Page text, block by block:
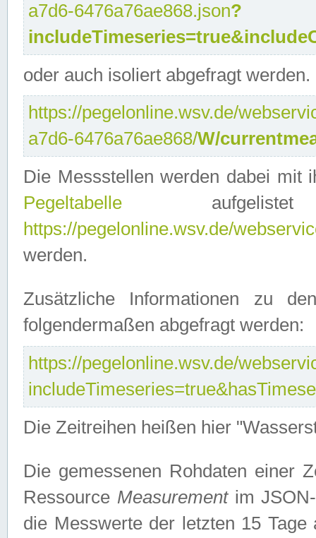
a7d6-6476a76ae868.json?
oder auch isoliert abgefragt werden.
https://pegelonline.wsv.de/
a7d6-6476a76ae868/W/
Die Messstellen werden dabei mit
Pegeltabelle
https://pegelonline.wsv.de/
werden.
Zusätzliche Informationen zu
folgendermaßen abgefragt werden:
https://pegelonline.wsv.de/
Die Zeitreihen heißen hier
Die gemessenen Rohdaten einer
Ressource Measurementim JSON-
die Messwerte der letzten 15